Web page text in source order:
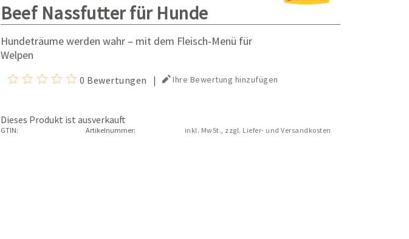
Beef Nassfutter für Hunde
Hundeträume werden wahr – mit dem Fleisch-Menü für
Welpen
0 Bewertungen | Ihre Bewertung hinzufügen
Dieses Produkt ist ausverkauft
GTIN: Artikelnummer: inkl. MwSt., zzgl. Liefer- und Versandkosten